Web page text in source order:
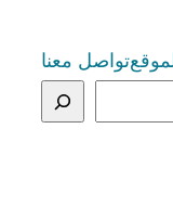
تواصل معنا